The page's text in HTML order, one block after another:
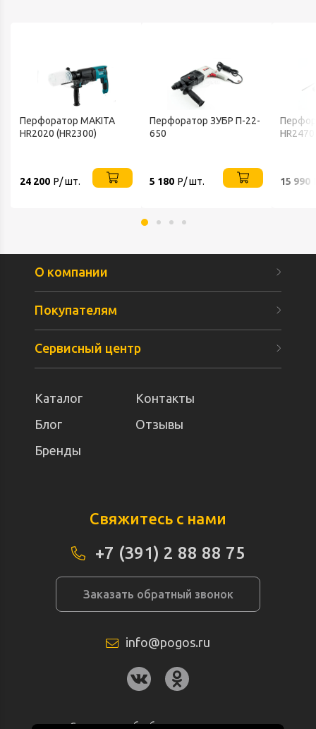
Перфоратор MAKITA
HR2020 (HR2300)
24 200 Р/ шт.
Перфоратор ЗУБР П-22-
650
5 180 Р/ шт.
HR2470
15 990
О компании
Покупателям
Сервисный центр
Каталог
Контакты
Блог
Отзывы
Бренды
Свяжитесь с нами
+7 (391) 2 88 88 75
Заказать обратный звонок
info@pogos.ru
Согласие на обработку персональных